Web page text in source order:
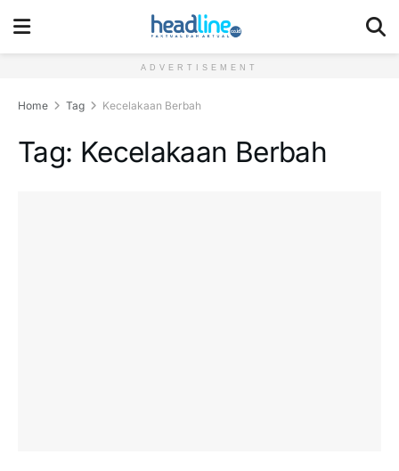
ADVERTISEMENT
Home Tag Kecelakaan Berbah
Tag: Kecelakaan Berbah